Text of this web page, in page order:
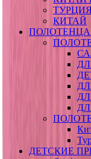
ТУРЦИЯ
КИТАЙ
ПОЛОТЕНЦА
ДЕТСКИЕ